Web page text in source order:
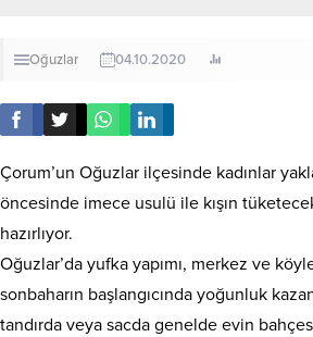
Oğuzlar 04.10.2020
Çorum’un Oğuzlar ilçesinde kadınlar
öncesinde imece usulü ile kışın
hazırlıyor.
Oğuzlar’da yufka yapımı, merkez ve
sonbaharın başlangıcında yoğunluk
tandırda veya sacda genelde evin